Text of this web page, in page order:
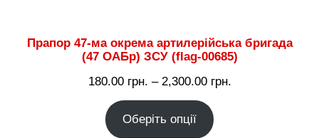
Прапор 47-ма окрема артилерійська бригада
(47 ОАБр) ЗСУ (flag-00685)
180.00 грн. – 2,300.00 грн.Діапазон
Оберіть опції